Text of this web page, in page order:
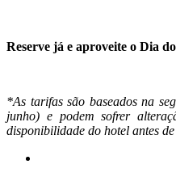
Reserve já e aproveite o Dia
*As tarifas são baseados na
junho) e podem sofrer
disponibilidade do hotel antes de